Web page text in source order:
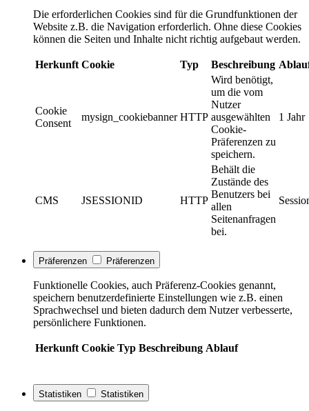
Die erforderlichen Cookies sind für die Grundfunktionen der
Website z.B. die Navigation erforderlich. Ohne diese Cookies
können die Seiten und Inhalte nicht richtig aufgebaut werden.
Herkunft Cookie Typ Beschreibung
Cookie
Consent
mysign_cookiebanner HTTP
Wird benötigt,
um die vom
Nutzer
ausgewählten
Cookie-
Präferenzen zu
speichern.
1 Jahr
CMS JSESSIONID HTTP
Behält die
Zustände des
Benutzers bei
allen
Seitenanfragen
bei.
Präferenzen Präferenzen
Funktionelle Cookies, auch Präferenz-Cookies genannt,
speichern benutzerdefinierte Einstellungen wie z.B. einen
Sprachwechsel und bieten dadurch dem Nutzer verbesserte,
persönlichere Funktionen.
Herkunft Cookie Typ Beschreibung Ablauf
Statistiken Statistiken